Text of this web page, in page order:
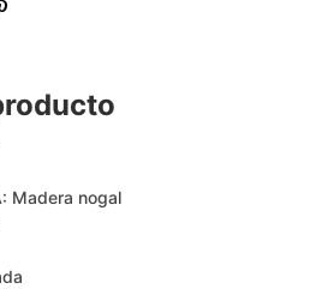
Madera nogal